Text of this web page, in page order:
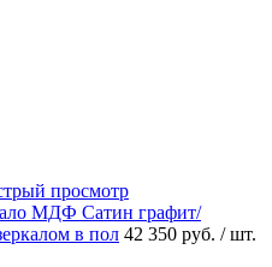
просмотр
МДФ Сатин графит/
в пол 42 350 руб. / шт.